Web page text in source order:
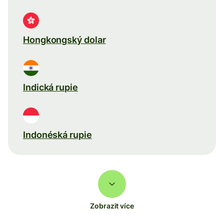
Hongkongský dolar
Indická rupie
Indonéská rupie
Zobrazit více